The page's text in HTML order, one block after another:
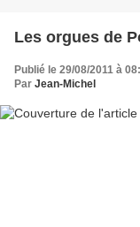
Les orgues de
Publié le 29/08/2011 à
Par Jean-Michel